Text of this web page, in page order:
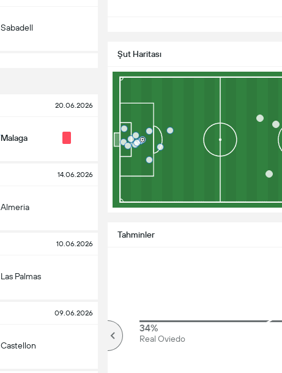
Sabadell
20.06.2026
Malaga
14.06.2026
Almeria
10.06.2026
Las Palmas
09.06.2026
Castellon
Şut Haritası
Tahminler
34%
Real Oviedo